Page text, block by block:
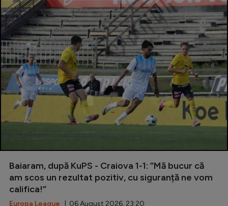
Baiaram, după KuPS - Craiova 1-1: ”Mă bucur că
am scos un rezultat pozitiv, cu siguranță ne vom
califica!”
Europa League | 06 August 2026, 23:20